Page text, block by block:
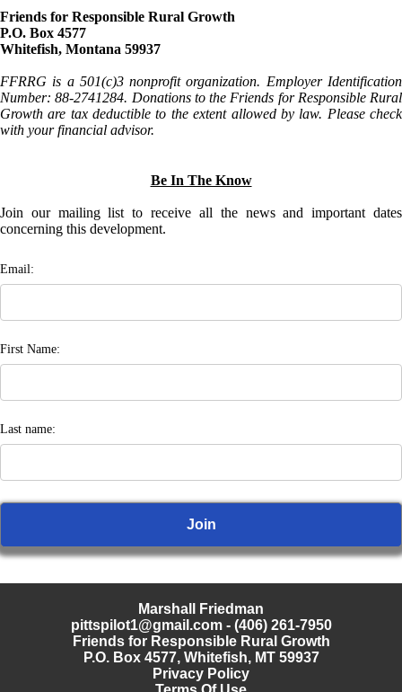
Friends for Responsible Rural Growth
P.O. Box 4577
Whitefish, Montana 59937
FFRRG is a 501(c)3 nonprofit organization. Employer Identification
Number: 88-2741284. Donations to the Friends for Responsible Rural
Growth are tax deductible to the extent allowed by law. Please check
with your financial advisor.
Be In The Know
Join our mailing list to receive all the news and important dates
concerning this development.
Email:
First Name:
Last name:
Marshall Friedman
pittspilot1@gmail.com- (406) 261-7950
Friends for Responsible Rural Growth
P.O. Box 4577, Whitefish, MT 59937
Privacy Policy